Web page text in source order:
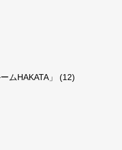
ムHAKATA」 (12)